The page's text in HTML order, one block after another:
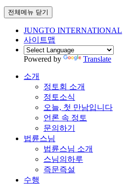
전체메뉴 닫기
JUNGTO INTERNATIONAL
사이트맵
Powered by Translate
소개
정토회 소개
정토소식
오늘, 첫 만남입니다
언론 속 정토
문의하기
법륜스님
법륜스님 소개
스님의하루
즉문즉설
수행